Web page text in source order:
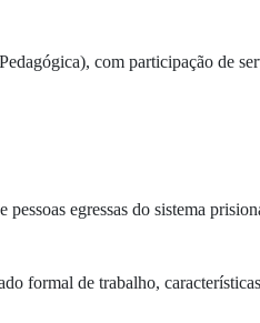
com participação de
pessoas egressas do sistema
formal de trabalho,